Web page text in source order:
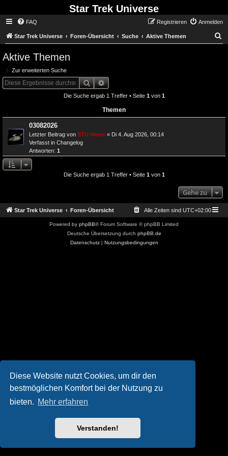
Diese Website nutzt Cookies, um dir den
bestmöglichen Komfort bei der Nutzung zu
bieten. Mehr erfahren
Verstanden!
Star Trek Universe
FAQ Anmelden
Registrieren
Star Trek Universe Foren-Übersicht Suche Aktive Themen
Aktive Themen
Zur erweiterten Suche
SucheErweiterte Suche
Die Suche ergab 1 Treffer • Seite 1von 1
Themen
03082026
Letzter Beitrag von STU-News « Di 4. Aug 2026, 00:14
Verfasst in Changelog
Antworten: 1
Die Suche ergab 1 Treffer • Seite 1von 1
Gehe zu
Star Trek Universe Foren-Übersicht Alle Zeiten sind UTC+02:00
Powered by phpBB® Forum Software © phpBB Limited
Deutsche Übersetzung durch phpBB.de
Datenschutz| Nutzungsbedingungen